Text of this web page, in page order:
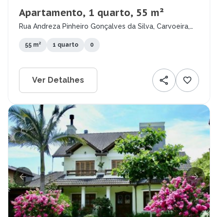
Apartamento, 1 quarto, 55 m²
Rua Andreza Pinheiro Gonçalves da Silva, Carvoeira,
55 m² 1 quarto 0
Ver Detalhes